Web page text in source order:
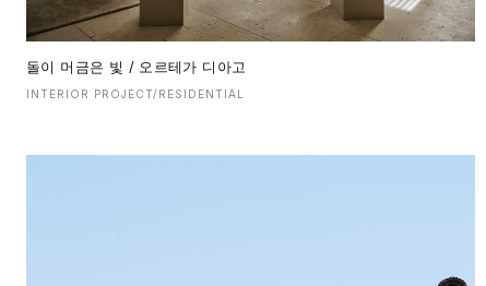
돌이 머금은 빛 / 오르테가 디아고
INTERIOR PROJECT/RESIDENTIAL